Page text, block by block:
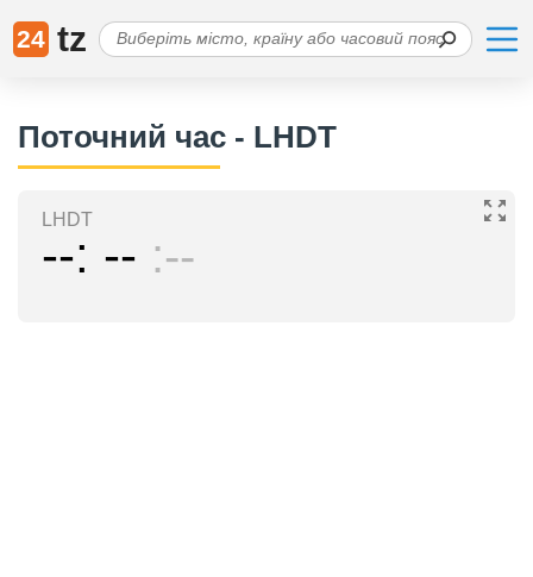
24 tz
Поточний час - LHDT
LHDT
-- -- --